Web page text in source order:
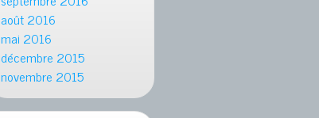
août 2016
mai 2016
décembre 2015
novembre 2015